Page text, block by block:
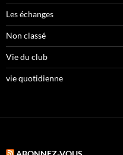
Les échanges
Non classé
Vie du club
vie quotidienne